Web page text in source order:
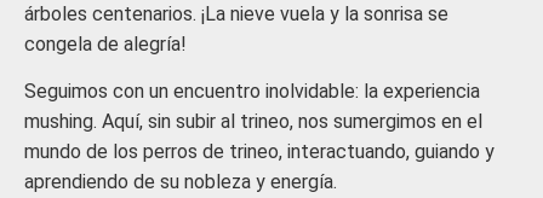
árboles centenarios. ¡La nieve vuela y la sonrisa se
congela de alegría!
Seguimos con un encuentro inolvidable: la experiencia
mushing. Aquí, sin subir al trineo, nos sumergimos en el
mundo de los perros de trineo, interactuando, guiando y
aprendiendo de su nobleza y energía.